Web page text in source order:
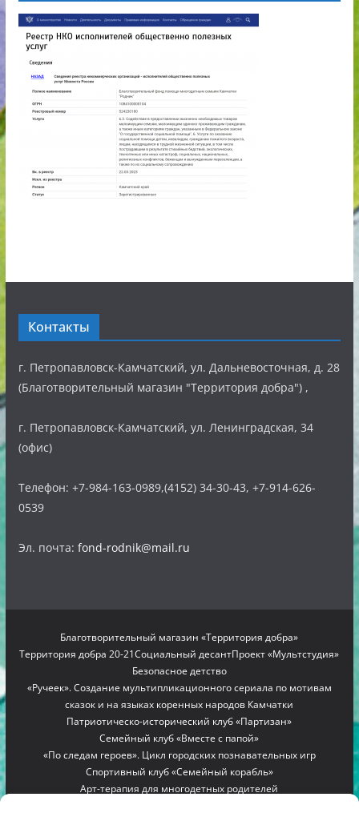
Контакты
г. Петропавловск-Камчатский, ул. Дальневосточная, д. 28
(Благотворительный магазин "Территория добра") ,
г. Петропавловск-Камчатский, ул. Ленинградская, 34
(офис)
Телефон: +7-984-163-0989,(4152) 34-30-43, +7-914-626-
0539
Эл. почта: fond-rodnik@mail.ru
Благотворительный магазин «Территория добра»
Территория добра 20-21Социальный десантПроект «Мультстудия»
Безопасное детство
«Ручеек». Создание мультипликационного сериала по мотивам
сказок и на языках коренных народов Камчатки
Патриотическо-исторический клуб «Партизан»
Семейный клуб «Вместе с папой»
«По следам героев». Цикл городских познавательных игр
Спортивный клуб «Семейный корабль»
Арт-терапия для многодетных родителей